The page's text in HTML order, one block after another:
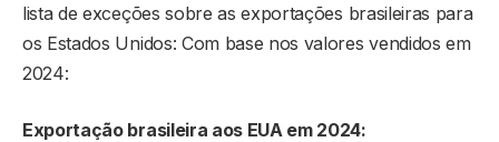
lista de exceções sobre as exportações brasileiras para
os Estados Unidos: Com base nos valores vendidos em
2024:
Exportação brasileira aos EUA em 2024: